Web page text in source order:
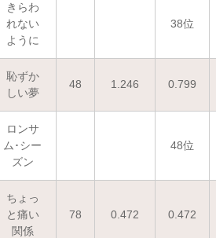
きらわ
れない
ように
38位
恥ずか
しい夢
48 1.246 0.799
ロンサ
ム･シー
ズン
48位
ちょっ
と痛い
関係
78 0.472 0.472